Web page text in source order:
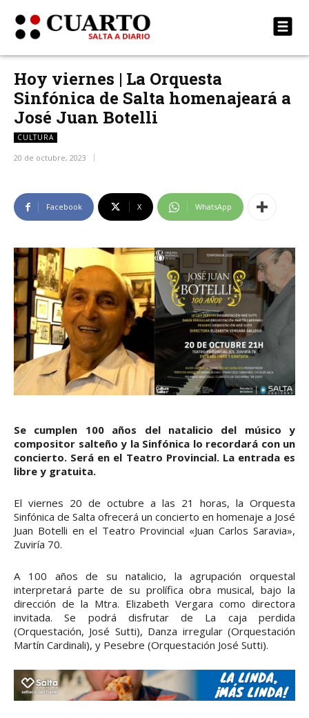
Hoy viernes | La Orquesta
Sinfónica de Salta homenajeará a
José Juan Botelli
CULTURA
20 de octubre, 2023
Facebook X WhatsApp
Se cumplen 100 años del natalicio del músico y
compositor salteño y la Sinfónica lo recordará con un
concierto. Será en el Teatro Provincial. La entrada es
libre y gratuita.
El viernes 20 de octubre a las 21 horas, la Orquesta
Sinfónica de Salta ofrecerá un concierto en homenaje a José
Juan Botelli en el Teatro Provincial «Juan Carlos Saravia»,
Zuviría 70.
A 100 años de su natalicio, la agrupación orquestal
interpretará parte de su prolífica obra musical, bajo la
dirección de la Mtra. Elizabeth Vergara como directora
invitada. Se podrá disfrutar de La caja perdida
(Orquestación, José Sutti), Danza irregular (Orquestación
Martín Cardinali), y Pesebre (Orquestación José Sutti).